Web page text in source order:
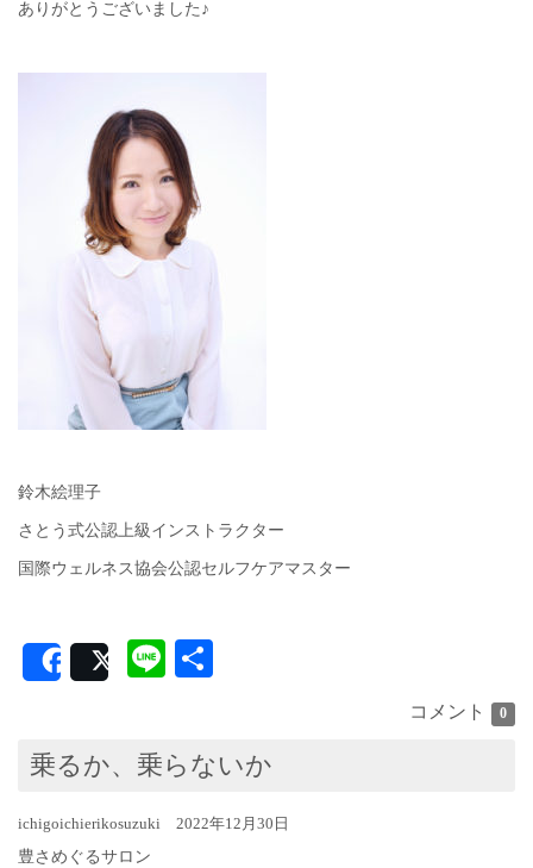
ありがとうございました♪
鈴木絵理子
さとう式公認上級インストラクター
国際ウェルネス協会公認セルフケアマスター
SharePost Line
コメント 0
乗るか、乗らないか
ichigoichierikosuzuki 2022年12月30日
豊さめぐるサロン